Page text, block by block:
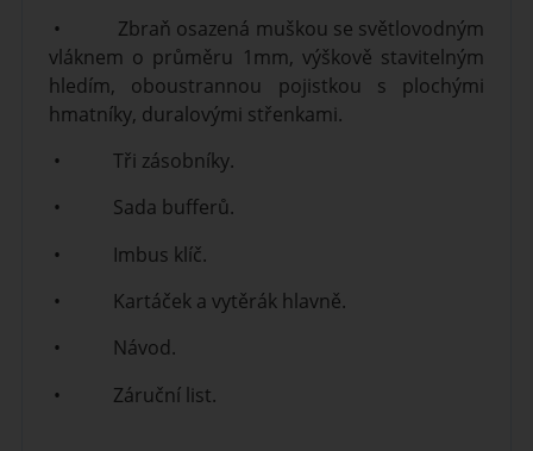
• Zbraň osazená muškou se světlovodným
vláknem o průměru 1mm, výškově stavitelným
hledím, oboustrannou pojistkou s plochými
hmatníky, duralovými střenkami.
• Tři zásobníky.
• Sada bufferů.
• Imbus klíč.
• Kartáček a vytěrák hlavně.
• Návod.
• Záruční list.